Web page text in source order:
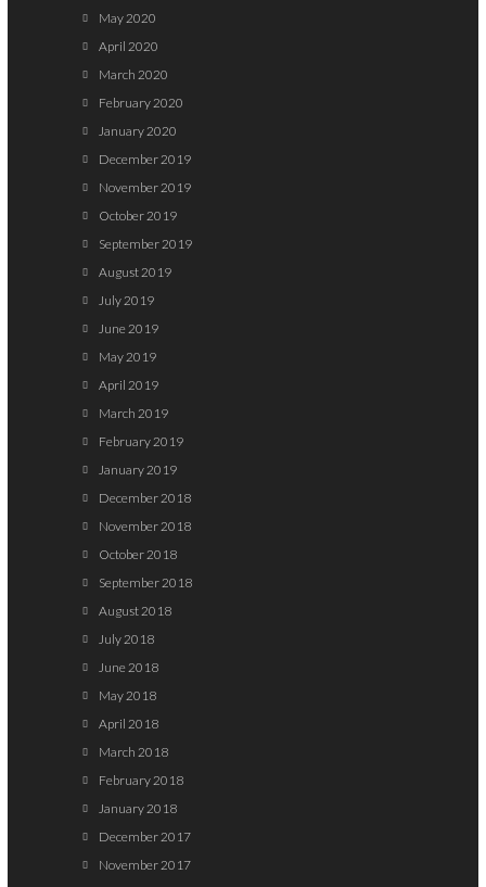
May 2020
April 2020
March 2020
February 2020
January 2020
December 2019
November 2019
October 2019
September 2019
August 2019
July 2019
June 2019
May 2019
April 2019
March 2019
February 2019
January 2019
December 2018
November 2018
October 2018
September 2018
August 2018
July 2018
June 2018
May 2018
April 2018
March 2018
February 2018
January 2018
December 2017
November 2017